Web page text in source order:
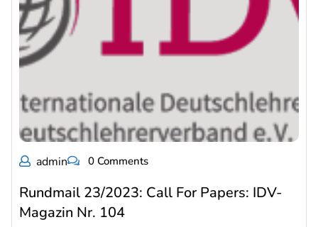
admin 0 Comments
Rundmail 23/2023: Call For Papers: IDV-
Magazin Nr. 104